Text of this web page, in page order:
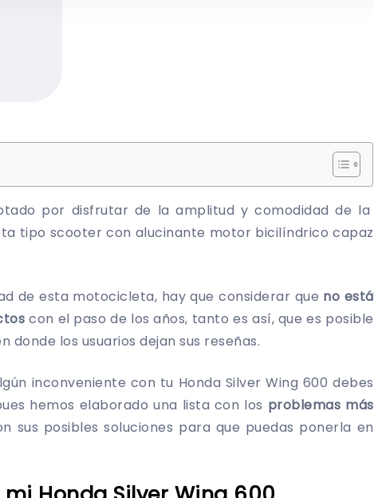
por disfrutar de la amplitud y comodidad de la
tipo scooter con alucinante motor bicilíndrico capaz
de esta motocicleta, hay que considerar que no está
con el paso de los años, tanto es así, que es posible
los usuarios dejan sus reseñas.
inconveniente con tu Honda Silver Wing 600 debes
hemos elaborado una lista con los problemas más
sus posibles soluciones para que puedas ponerla en